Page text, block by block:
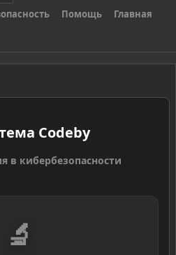
Помощь Главная
Codeby
в кибербезопасности
🔬